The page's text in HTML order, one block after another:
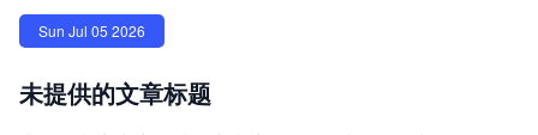
Sun Jul 05 2026
未提供的文章标题